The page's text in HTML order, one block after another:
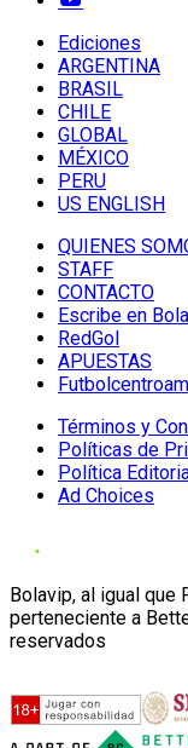
Ediciones
ARGENTINA
BRASIL
CHILE
GLOBAL
MÉXICO
PERU
US ENGLISH
QUIENES
STAFF
CONTACTO
Escribe en
RedGol
APUESTAS
Términos y
Políticas de
Política
Ad Choices
Bolavip, al igual que
perteneciente a
reservados